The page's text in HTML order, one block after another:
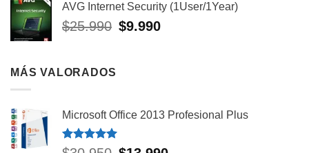
era:
$408.102.
es:
AVG Internet Security (1User/1Year)
$25.990 El
$9.990El
MÁS VALORADOS
Microsoft Office 2013 Profesional Plus
Valorado
El
El